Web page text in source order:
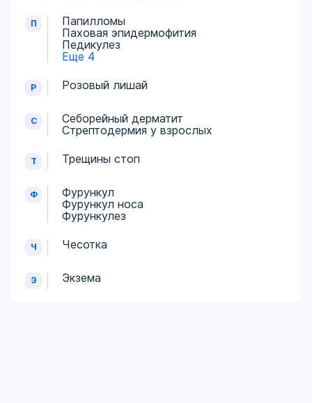
П
Папилломы
Паховая эпидермофития
Педикулез
Еще 4
Р Розовый лишай
С
Себорейный дерматит
Стрептодермия у взрослых
Т Трещины стоп
Ф
Фурункул
Фурункул носа
Фурункулез
Ч Чесотка
Э Экзема